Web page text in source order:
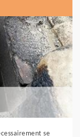
se